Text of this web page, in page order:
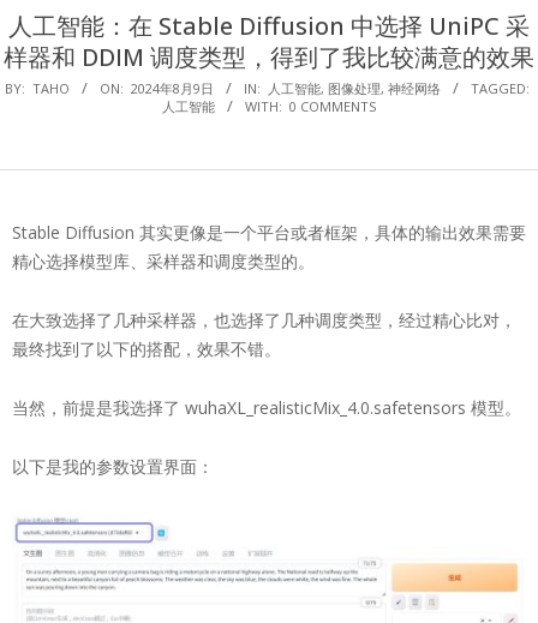
人工智能：在 Stable Diffusion 中选择 UniPC 采
样器和 DDIM 调度类型，得到了我比较满意的效果
BY: TAHO ON: 2024年8月9日 IN: 人工智能, 图像处理, 神经网络
TAGGED:
人工智能
WITH: 0 COMMENTS
Stable Diffusion 其实更像是一个平台或者框架，具体的输出效果需要
精心选择模型库、采样器和调度类型的。
在大致选择了几种采样器，也选择了几种调度类型，经过精心比对，
最终找到了以下的搭配，效果不错。
当然，前提是我选择了 wuhaXL_realisticMix_4.0.safetensors 模型。
以下是我的参数设置界面：